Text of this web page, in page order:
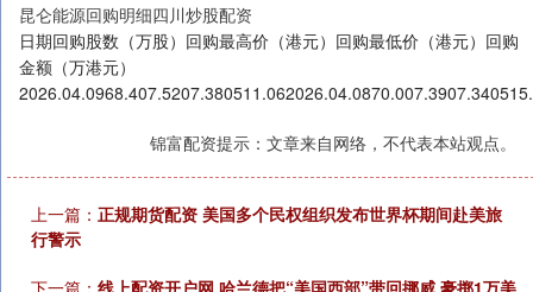
昆仑能源回购明细四川炒股配资
日期回购股数（万股）回购最高价（港元）回购最低价（港元）回购
金额（万港元）
锦富配资提示：文章来自网络，不代表本站观点。
上一篇： 正规期货配资 美国多个民权组织发布世界杯期间赴美旅
行警示
下一篇： 线上配资开户网 哈兰德把“美国西部”带回挪威 豪掷1万美